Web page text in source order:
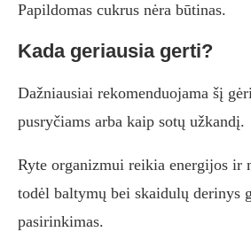
Papildomas cukrus nėra būtinas.
Kada geriausia gerti?
Dažniausiai rekomenduojama šį
pusryčiams arba kaip sotų užkandį.
Ryte organizmui reikia energijos ir
todėl baltymų bei skaidulų derinys
pasirinkimas.